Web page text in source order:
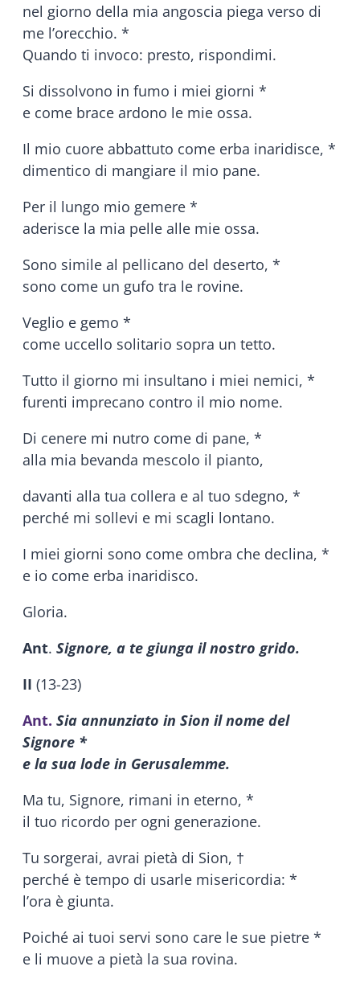
nel giorno della mia angoscia piega verso di
me l’orecchio. *
Quando ti invoco: presto, rispondimi.
Si dissolvono in fumo i miei giorni *
e come brace ardono le mie ossa.
Il mio cuore abbattuto come erba inaridisce, *
dimentico di mangiare il mio pane.
Per il lungo mio gemere *
aderisce la mia pelle alle mie ossa.
Sono simile al pellicano del deserto, *
sono come un gufo tra le rovine.
Veglio e gemo *
come uccello solitario sopra un tetto.
Tutto il giorno mi insultano i miei nemici, *
furenti imprecano contro il mio nome.
Di cenere mi nutro come di pane, *
alla mia bevanda mescolo il pianto,
davanti alla tua collera e al tuo sdegno, *
perché mi sollevi e mi scagli lontano.
I miei giorni sono come ombra che declina, *
e io come erba inaridisco.
Gloria.
Ant. Signore, a te giunga il nostro grido.
II (13-23)
Ant. Sia annunziato in Sion il nome del
Signore *
e la sua lode in Gerusalemme.
Ma tu, Signore, rimani in eterno, *
il tuo ricordo per ogni generazione.
Tu sorgerai, avrai pietà di Sion, †
perché è tempo di usarle misericordia: *
l’ora è giunta.
Poiché ai tuoi servi sono care le sue pietre *
e li muove a pietà la sua rovina.